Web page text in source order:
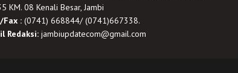
KM. 08 Kenali Besar, Jambi
Fax :(0741) 668844/ (0741)667338.
Redaksi: jambiupdatecom@gmail.com